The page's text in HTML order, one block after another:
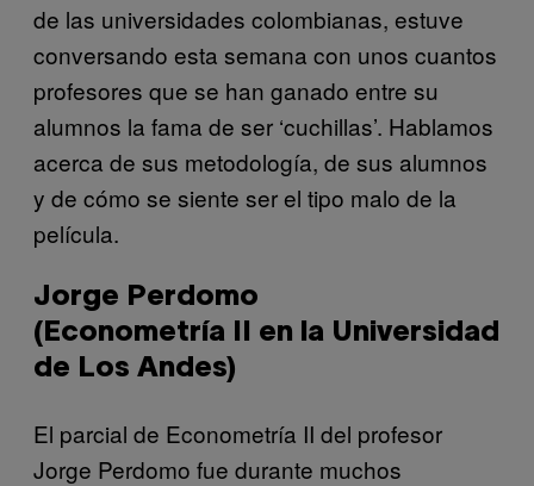
de las universidades colombianas, estuve
conversando esta semana con unos cuantos
profesores que se han ganado entre su
alumnos la fama de ser ‘cuchillas’. Hablamos
acerca de sus metodología, de sus alumnos
y de cómo se siente ser el tipo malo de la
película.
Jorge Perdomo
(Econometría II en la Universidad
de Los Andes)
El parcial de Econometría II del profesor
Jorge Perdomo fue durante muchos